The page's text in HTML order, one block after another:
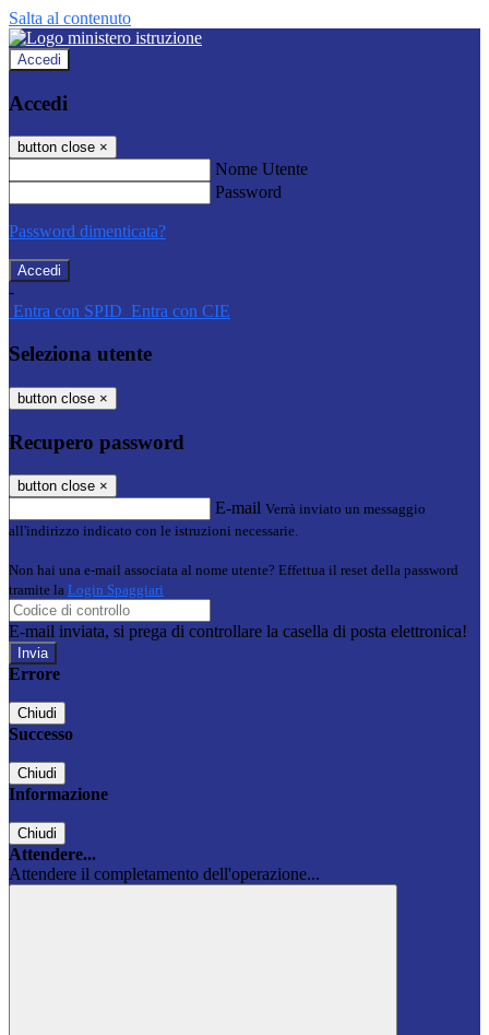
Salta al contenuto
Accedi
Accedi
button close ×
Nome Utente
Password
Password dimenticata?
-
Entra con SPID Entra con CIE
Seleziona utente
button close ×
Recupero password
button close ×
E-mail Verrà inviato un messaggio
all'indirizzo indicato con le istruzioni necessarie.
Non hai una e-mail associata al nome utente? Effettua il reset della password
tramite la Login Spaggiari
E-mail inviata, si prega di controllare la casella di posta elettronica!
Errore
Chiudi
Successo
Chiudi
Informazione
Chiudi
Attendere...
Attendere il completamento dell'operazione...